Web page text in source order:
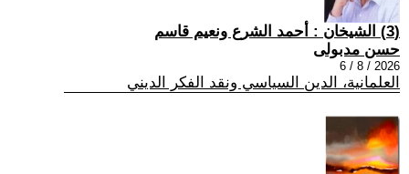
(3) الشيخان : أحمد الشرع ونعيم قاسم
حسن مدبولى
2026 / 8 / 6
العلمانية، الدين السياسي ونقد الفكر الديني